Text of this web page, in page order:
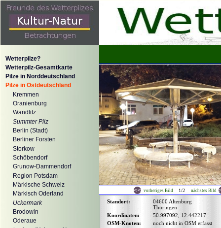
Wetterpilze?
Wetterpilz-Gesamtkarte
Pilze in Norddeutschland
Pilze in Ostdeutschland
Kremmen
Oranienburg
Wandlitz
Summter Pilz
Berlin (Stadt)
Berliner Forsten
Storkow
Schöbendorf
Grunow-Dammendorf
Region Potsdam
Märkische Schweiz
Märkisch Oderland
Uckermark
Brodowin
Oderaue
vorheriges Bild 1/2 nächstes Bild
Standort:
04600 Altenburg
Thüringen
Koordinaten:
50.997092, 12.442217
OSM-Knoten:
noch nicht in OSM erfasst